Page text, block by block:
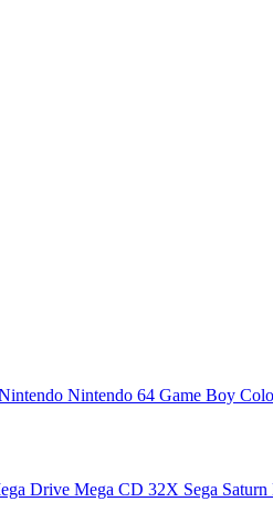
Nintendo 64 Game Boy
Drive Mega CD 32X Sega Saturn